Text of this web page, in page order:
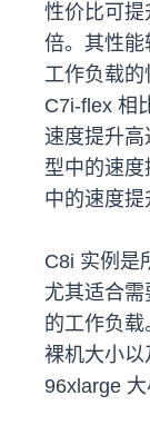
性价比可
倍。其性
工作负载
C7i-flex 相
速度提升
型中的速
中的速度提
C8i 实例是
尤其适合
的工作负
裸机大小
96xlarge 大